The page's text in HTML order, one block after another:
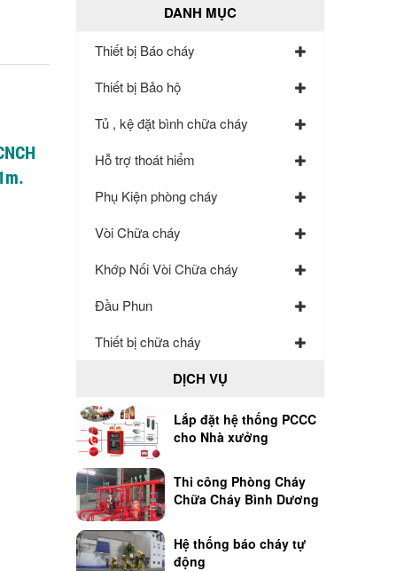
DANH MỤC
Thiết bị Báo cháy
Thiết bị Bảo hộ
Tủ , kệ đặt bình chữa cháy
Hỗ trợ thoát hiểm
Phụ Kiện phòng cháy
Vòi Chữa cháy
Khớp Nối Vòi Chữa cháy
Đầu Phun
Thiết bị chữa cháy
DỊCH VỤ
Lắp đặt hệ thống PCCC
cho Nhà xưởng
Thi công Phòng Cháy
Chữa Cháy Bình Dương
Hệ thống báo cháy tự
động